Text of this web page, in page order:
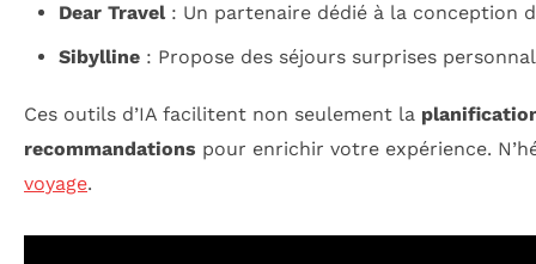
Dear Travel: Un partenaire dédié à la conception
Sibylline: Propose des séjours surprises
Ces outils d’IA facilitent non seulement la
recommandations pour enrichir votre expérience.
voyage.